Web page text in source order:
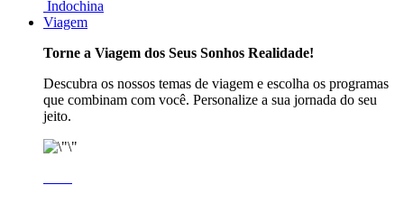
Indochina
Viagem
Torne a Viagem dos Seus Sonhos Realidade!
Descubra os nossos temas de viagem e escolha os programas
que combinam com você. Personalize a sua jornada do seu
jeito.